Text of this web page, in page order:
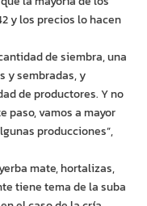
y los precios lo hacen
de siembra, una
y sembradas, y
de productores. Y no
paso, vamos a mayor
producciones”,
mate, hortalizas,
tiene tema de la suba